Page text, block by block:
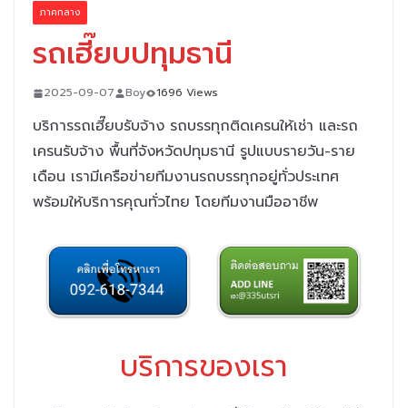
ภาคกลาง
รถเฮี๊ยบปทุมธานี
2025-09-07 Boy 1696 Views
บริการรถเฮี๊ยบรับจ้าง รถบรรทุกติดเครนให้เช่า และรถ
เครนรับจ้าง พื้นที่จังหวัดปทุมธานี รูปแบบรายวัน-ราย
เดือน เรามีเครือข่ายทีมงานรถบรรทุกอยู่ทั่วประเทศ
พร้อมให้บริการคุณทั่วไทย โดยทีมงานมืออาชีพ
บริการของเรา